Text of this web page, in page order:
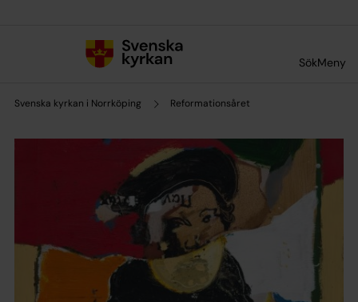
SökMeny
Svenska kyrkan i Norrköping Reformationsåret